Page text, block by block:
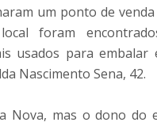
um ponto de
foram
usados para
Nascimento Sena, 42.
Nova, mas o dono do